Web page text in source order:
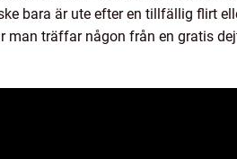
bara är ute efter en tillfällig flirt
man träffar någon från en gratis